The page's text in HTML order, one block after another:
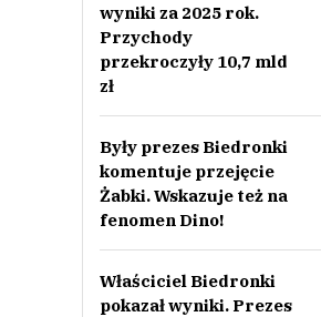
wyniki za 2025 rok.
Przychody
przekroczyły 10,7 mld
zł
Były prezes Biedronki
komentuje przejęcie
Żabki. Wskazuje też na
fenomen Dino!
Właściciel Biedronki
pokazał wyniki. Prezes